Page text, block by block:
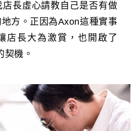
店長虛心請教自己是否有做
方。正因為Axon這種實事
店長大為激賞，也開啟了
契機。